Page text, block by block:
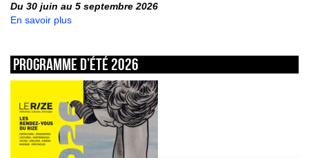
Du 30 juin au 5 septembre 2026
En savoir plus
Programme d’été 2026